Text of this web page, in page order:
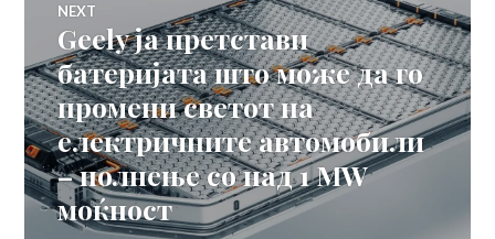
NEXT
Next
post:
Geely ја претстави
батеријата што може да го
промени светот на
електричните автомобили
– полнење со над 1 MW
моќност